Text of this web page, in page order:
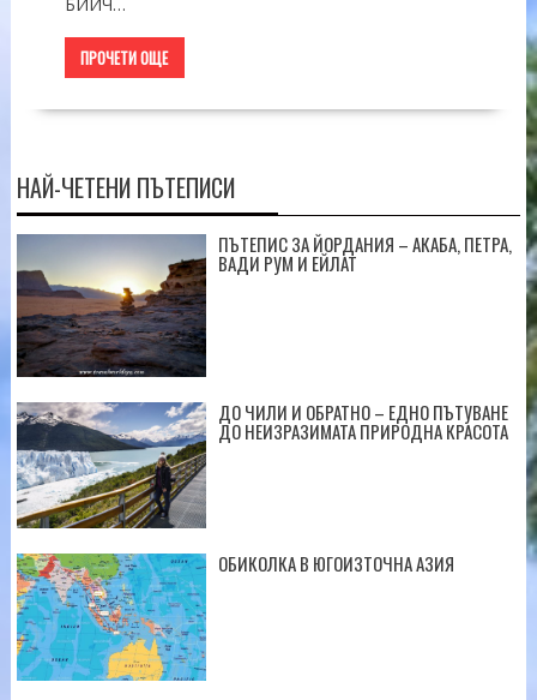
ПРОЧЕТИ ОЩЕ
НАЙ-ЧЕТЕНИ ПЪТЕПИСИ
ПЪТЕПИС ЗА ЙОРДАНИЯ – АКАБА, ПЕТРА,
ВАДИ РУМ И ЕЙЛАТ
ДО ЧИЛИ И ОБРАТНО – ЕДНО ПЪТУВАНЕ
ДО НЕИЗРАЗИМАТА ПРИРОДНА КРАСОТА
ОБИКОЛКА В ЮГОИЗТОЧНА АЗИЯ